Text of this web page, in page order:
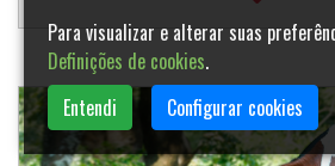
Para visualizar e alterar suas
Definições de cookies.
Entendi
Configurar cookies